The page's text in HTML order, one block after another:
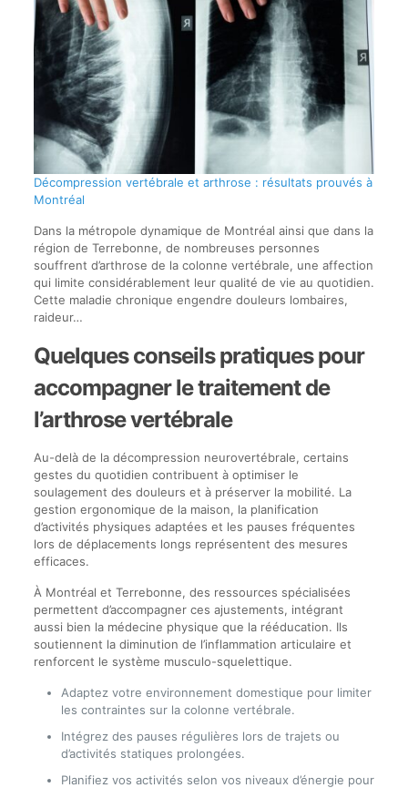
Décompression vertébrale et arthrose : résultats prouvés à
Montréal
Dans la métropole dynamique de Montréal ainsi que dans la
région de Terrebonne, de nombreuses personnes
souffrent d’arthrose de la colonne vertébrale, une affection
qui limite considérablement leur qualité de vie au quotidien.
Cette maladie chronique engendre douleurs lombaires,
raideur…
Quelques conseils pratiques pour
accompagner le traitement de
l’arthrose vertébrale
Au-delà de la décompression neurovertébrale, certains
gestes du quotidien contribuent à optimiser le
soulagement des douleurs et à préserver la mobilité. La
gestion ergonomique de la maison, la planification
d’activités physiques adaptées et les pauses fréquentes
lors de déplacements longs représentent des mesures
efficaces.
À Montréal et Terrebonne, des ressources spécialisées
permettent d’accompagner ces ajustements, intégrant
aussi bien la médecine physique que la rééducation. Ils
soutiennent la diminution de l’inflammation articulaire et
renforcent le système musculo-squelettique.
Adaptez votre environnement domestique pour limiter
les contraintes sur la colonne vertébrale.
Intégrez des pauses régulières lors de trajets ou
d’activités statiques prolongées.
Planifiez vos activités selon vos niveaux d’énergie pour